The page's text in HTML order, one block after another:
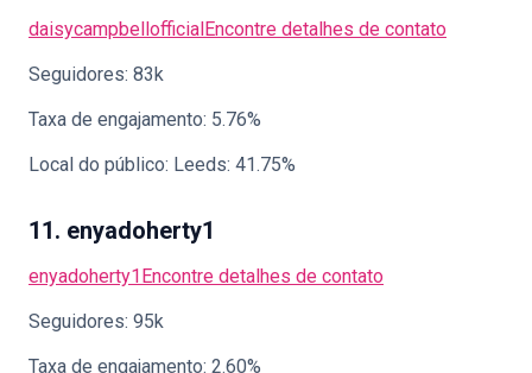
daisycampbellofficialEncontre detalhes de contato
Seguidores: 83k
Taxa de engajamento: 5.76%
Local do público: Leeds: 41.75%
11. enyadoherty1
enyadoherty1Encontre detalhes de contato
Seguidores: 95k
Taxa de engajamento: 2.60%